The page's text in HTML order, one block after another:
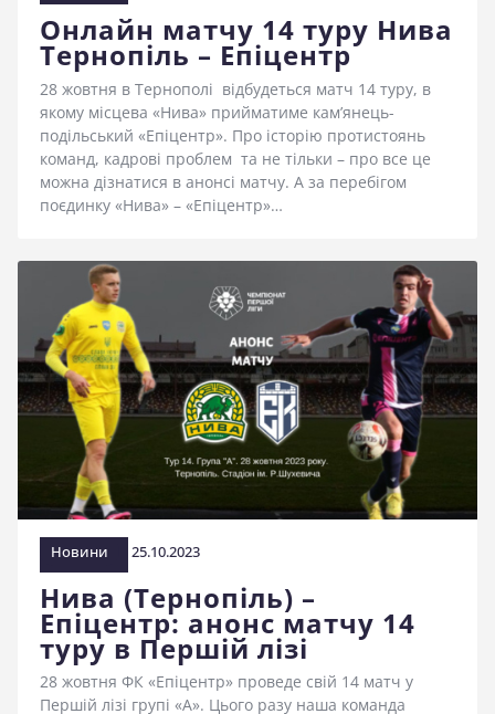
Онлайн матчу 14 туру Нива
Тернопіль – Епіцентр
28 жовтня в Тернополі відбудеться матч 14 туру, в
якому місцева «Нива» прийматиме кам’янець-
подільський «Епіцентр». Про історію протистоянь
команд, кадрові проблем та не тільки – про все це
можна дізнатися в анонсі матчу. А за перебігом
поєдинку «Нива» – «Епіцентр»…
Новини 25.10.2023
Нива (Тернопіль) –
Епіцентр: анонс матчу 14
туру в Першій лізі
28 жовтня ФК «Епіцентр» проведе свій 14 матч у
Першій лізі групі «А». Цього разу наша команда